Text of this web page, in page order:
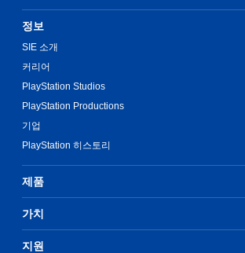
정보
SIE 소개
커리어
PlayStation Studios
PlayStation Productions
기업
PlayStation 히스토리
제품
가치
지원